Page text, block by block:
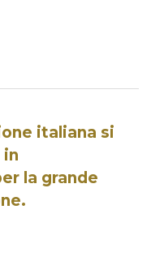
italiana si
in
la grande